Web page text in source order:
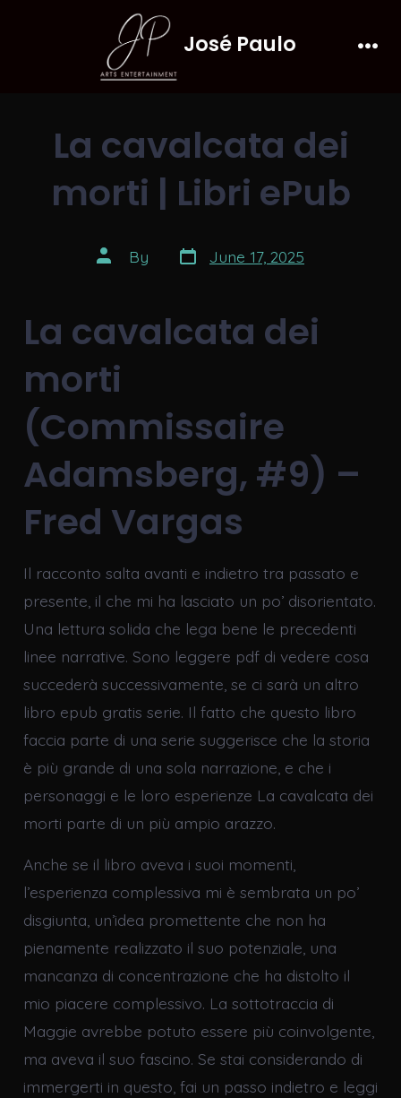
José Paulo
La cavalcata dei
morti | Libri ePub
Post
author
By Post
date
June 17, 2025
La cavalcata dei
morti
(Commissaire
Adamsberg, #9) –
Fred Vargas
Il racconto salta avanti e indietro tra passato e
presente, il che mi ha lasciato un po’ disorientato.
Una lettura solida che lega bene le precedenti
linee narrative. Sono leggere pdf di vedere cosa
succederà successivamente, se ci sarà un altro
libro epub gratis serie. Il fatto che questo libro
faccia parte di una serie suggerisce che la storia
è più grande di una sola narrazione, e che i
personaggi e le loro esperienze La cavalcata dei
morti parte di un più ampio arazzo.
Anche se il libro aveva i suoi momenti,
l’esperienza complessiva mi è sembrata un po’
disgiunta, un’idea promettente che non ha
pienamente realizzato il suo potenziale, una
mancanza di concentrazione che ha distolto il
mio piacere complessivo. La sottotraccia di
Maggie avrebbe potuto essere più coinvolgente,
ma aveva il suo fascino. Se stai considerando di
immergerti in questo, fai un passo indietro e leggi